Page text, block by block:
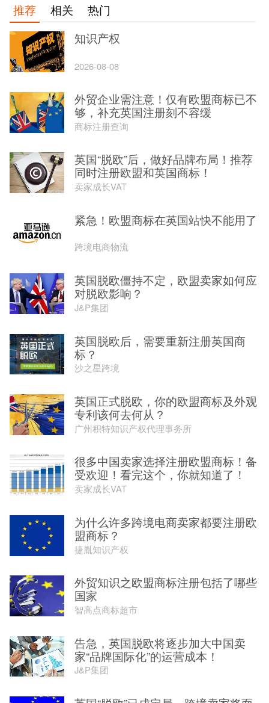
推荐 相关
热门
知识产权
2026-08-08
外贸企业需注意！仅有欧盟商标已不
够，补充英国注册刻不容缓
商标注册查询
英国“脱欧”后，做好品牌布局！推荐
同时注册欧盟和英国商标！
卖家成长VAT
紧急！欧盟商标在英国站快不能用了
跨境电商物流
英国脱欧僵持不定，欧盟卖家如何应
对脱欧影响？
J&P集团
英国脱欧后，需要重新注册英国商
标？
沙之星跨境
英国正式脱欧，你的欧盟商标及外观
专利该何去何从？
广州积特知识产权代理事务所
很多中国卖家选择注册欧盟商标！备
受欢迎！看完这个，你就知道了！
卖家成长VAT
为什么许多跨境电商卖家都要注册欧
盟商标？
捷胤知识产权
外贸知识之欧盟商标注册包括了哪些
国家
智高点商标超市
告急，英国脱欧将逐步加大中国卖
家“品牌国际化”的运营成本！
J&P集团